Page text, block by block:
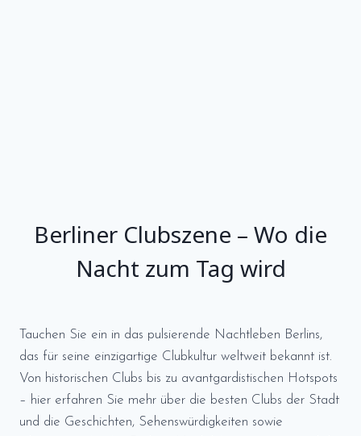
Berliner Clubszene – Wo die
Nacht zum Tag wird
Tauchen Sie ein in das pulsierende Nachtleben Berlins,
das für seine einzigartige Clubkultur weltweit bekannt ist.
Von historischen Clubs bis zu avantgardistischen Hotspots
– hier erfahren Sie mehr über die besten Clubs der Stadt
und die Geschichten, Sehenswürdigkeiten sowie